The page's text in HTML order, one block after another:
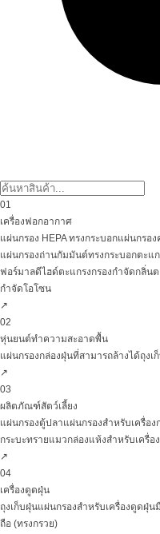
01
เครื่องฟอกอากาศ
แผ่นกรอง HEPA ทรงกระบอกแผ่นกรอง
แผ่นกรองถ่านกัมมันต์ทรงกระบอกตะแ
ฟอร์มาลดีไฮด์ตะแกรงกรองกำจัดกลิ่น
กำจัดโอโซน
↗
02
หุ่นยนต์ทำความสะอาดพื้น
แผ่นกรองกล่องฝุ่นที่สามารถล้างได้ถุงเ
↗
03
ผลิตภัณฑ์สัตว์เลี้ยง
แผ่นกรองตู้ปลาแผ่นกรองสำหรับเครื่อง
กระบะทรายแมวกล่องแห้งสำหรับเครื่อ
↗
04
เครื่องดูดฝุ่น
ถุงเก็บฝุ่นแผ่นกรองสำหรับเครื่องดูดฝุ่น
ถือ (ทรงกรวย)